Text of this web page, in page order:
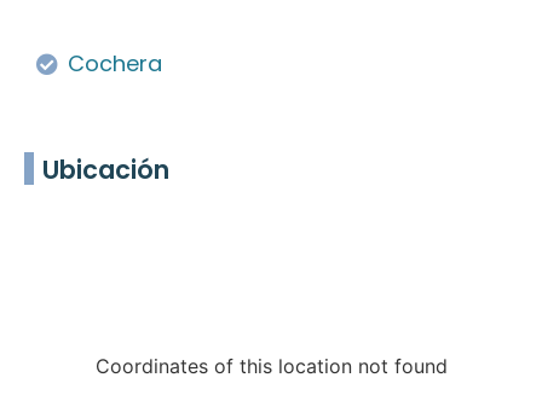
Cochera
Ubicación
Coordinates of this location not found